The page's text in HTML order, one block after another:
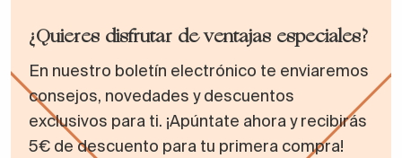
¿Quieres disfrutar de ventajas especiales?
En nuestro boletín electrónico te enviaremos
consejos, novedades y descuentos
exclusivos para ti. ¡Apúntate ahora y recibirás
5€ de descuento para tu primera compra!